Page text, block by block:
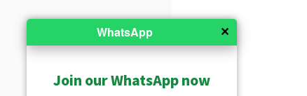
✕
WhatsApp
Join our WhatsApp now